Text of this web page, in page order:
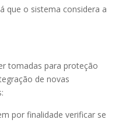
que o sistema considera a
tomadas para proteção
de novas
por finalidade verificar se